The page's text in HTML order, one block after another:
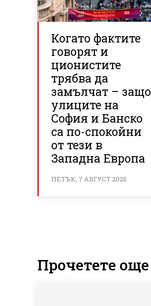
Когато фактите
говорят и
ционистите
трябва да
замълчат – защо
улиците на
София и Банско
са по-спокойни
от тези в
Западна Европа
ПЕТЪК, 7 АВГУСТ 2026
Прочетете още